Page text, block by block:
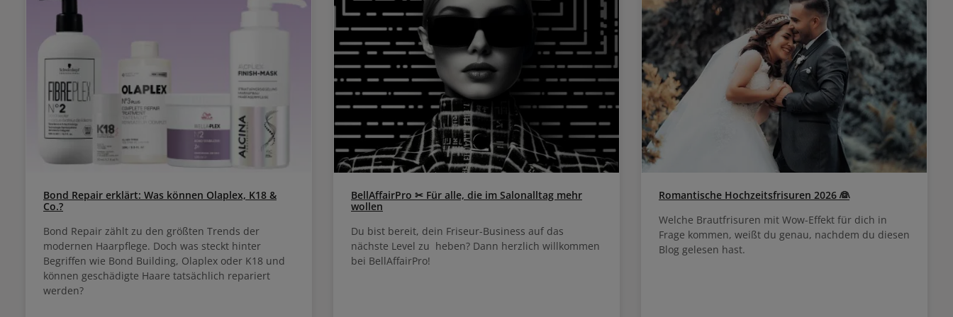
aufquillt. Damit wird sichergestellt, dass die
Schuppenschicht nicht ganz geöffnet ist, was
das Haar sehr verletzlich macht. Selbst feines
Haar wird mit dem Shampoo nicht beschwert.
Schwarzkopf Bonacure R-TWO Resetting
Shampoo Anwendung Im nassen wie gewohnt
aufschäumen, einmassieren und sorgfältig
ausspülen.
Bond Repair erklärt: Was können Olaplex, K18 &
Co.?
Bond Repair zählt zu den größten Trends der
modernen Haarpflege. Doch was steckt hinter
Begriffen wie Bond Building, Olaplex oder K18 und
können geschädigte Haare tatsächlich repariert
werden?
BellAffairPro ✂ Für alle, die im Salonalltag mehr
wollen
Du bist bereit, dein Friseur-Business auf das
nächste Level zu heben? Dann herzlich willkommen
bei BellAffairPro!
Romantische Hochzeitsfrisuren 2026 👰
Welche Brautfrisuren mit Wow-Effekt für dich in
Frage kommen, weißt du genau, nachdem du diesen
Blog gelesen hast.